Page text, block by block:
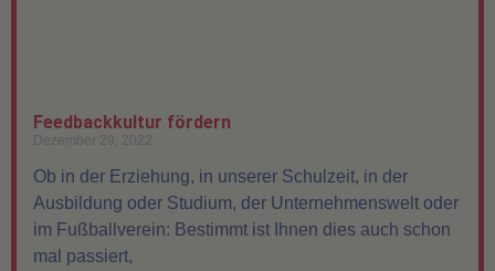
Feedbackkultur fördern
Dezember 29, 2022
Ob in der Erziehung, in unserer Schulzeit, in der
Ausbildung oder Studium, der Unternehmenswelt oder
im Fußballverein: Bestimmt ist Ihnen dies auch schon
mal passiert,